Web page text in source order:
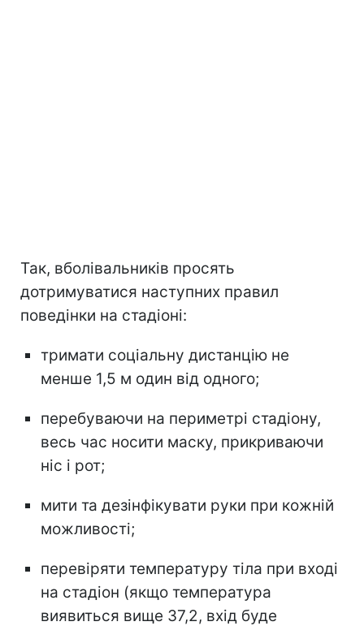
Так, вболівальників просять
дотримуватися наступних правил
поведінки на стадіоні:
тримати соціальну дистанцію не
менше 1,5 м один від одного;
перебуваючи на периметрі стадіону,
весь час носити маску, прикриваючи
ніс і рот;
мити та дезінфікувати руки при кожній
можливості;
перевіряти температуру тіла при вході
на стадіон (якщо температура
виявиться вище 37,2, вхід буде